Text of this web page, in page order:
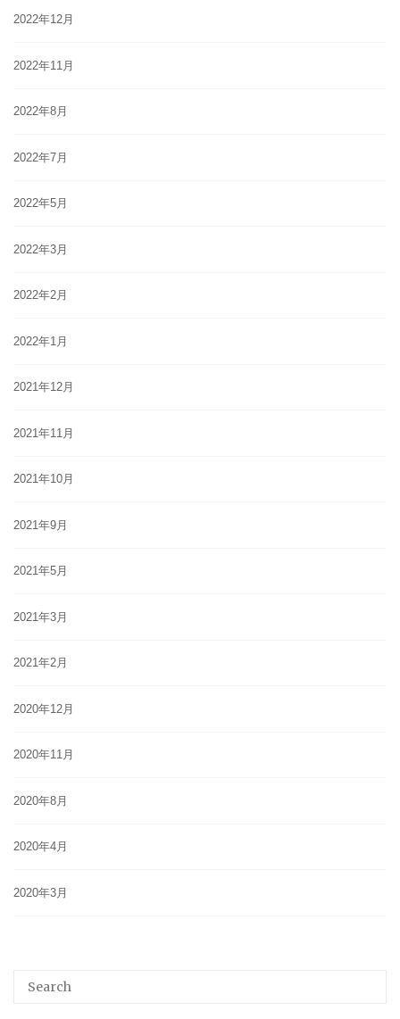
2022年12月
2022年11月
2022年8月
2022年7月
2022年5月
2022年3月
2022年2月
2022年1月
2021年12月
2021年11月
2021年10月
2021年9月
2021年5月
2021年3月
2021年2月
2020年12月
2020年11月
2020年8月
2020年4月
2020年3月